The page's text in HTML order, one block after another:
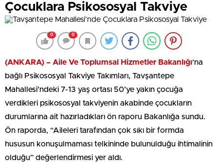
Çocuklara Psikososyal Takviye
0 0
(ANKARA) – Aile Ve Toplumsal Hizmetler Bakanlığı‘na
bağlı Psikososyal Takviye Takımları, Tavşantepe
Mahallesi’ndeki 7-13 yaş ortası 50’ye yakın çocuğa
verdikleri psikososyal takviyenin akabinde çocukların
durumlarına ait hazırladıkları ön raporu Bakanlığa sundu.
Ön raporda, “Aileleri tarafından çok sıkı bir formda
hususun konuşulmaması telkininde bulunulduğu ihtimalinin
olduğu” değerlendirmesi yer aldı.